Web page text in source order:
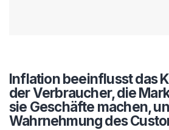
Inflation beeinflusst das
der Verbraucher, die
sie Geschäfte machen,
Wahrnehmung des